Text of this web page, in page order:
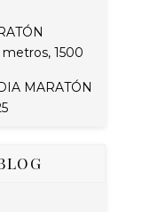
1500
MARATÓN